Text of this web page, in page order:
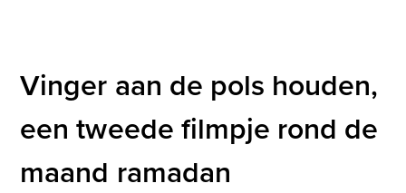
Vinger aan de pols houden,
een tweede filmpje rond de
maand ramadan